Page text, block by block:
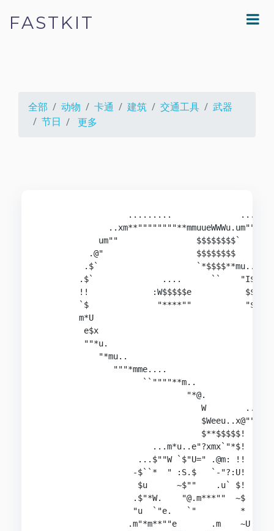
FASTKIT
全部 动物 卡通 建筑 交通工具
武器
节日
更多
.........
..xm**""""""""**mmuueWWWu.um""`
um""                $$$$$$$$`
.@"                   $$$$$$$$
.$`
.$`              ....      ``
!!             :W$$$$$e
`$              "****""
m*U
e$x
""*u.
"*mu..
"""*mme....
``""""**m..
"*@.
W
$Weeu..x@""`
$**$$$$$!
...m*u..e"?xmx`"*$!
...$""W `$"U=" .@m: !!
                   -$``*  " :S.$   `-"?:U!
                    $u      ~$""    .u` $!
                   .$"*W.    "@.m***""  ~$
                   "u  `"e.   `"         *
                  .m"*m**""e       .m    ~U